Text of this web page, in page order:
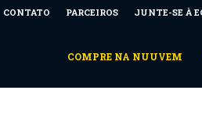
CONTATO PARCEIROS JUNTE-SE À
COMPRE NA NUUVEM